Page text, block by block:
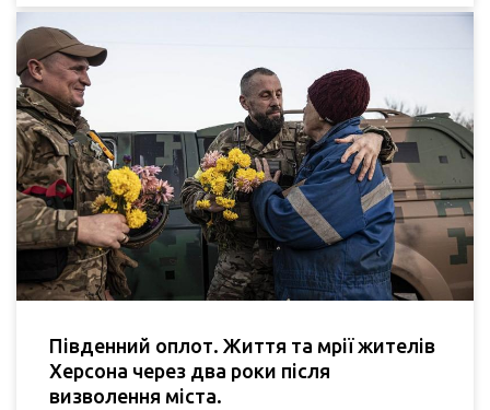
Південний оплот. Життя та мрії жителів
Херсона через два роки після
визволення міста.